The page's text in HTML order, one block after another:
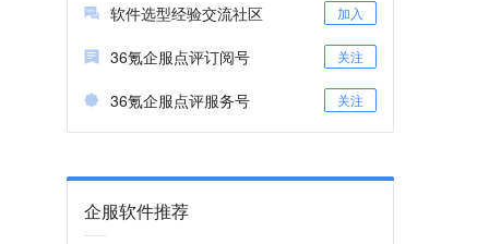
软件选型经验交流社区 加入
36氪企服点评订阅号 关注
36氪企服点评服务号 关注
企服软件推荐